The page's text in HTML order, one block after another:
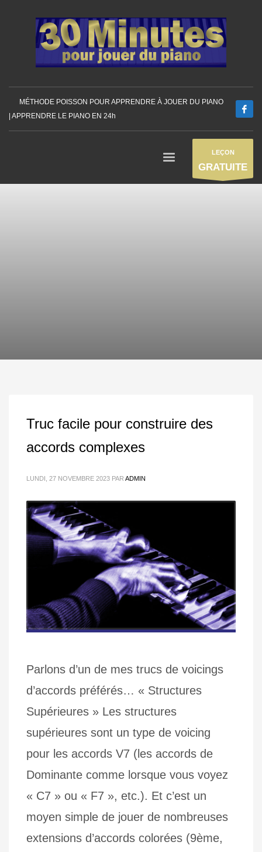
MÉTHODE POISSON POUR APPRENDRE À JOUER DU PIANO
| APPRENDRE LE PIANO EN 24h
LEÇON
GRATUITE
Truc facile pour construire des
accords complexes
LUNDI, 27 NOVEMBRE 2023 PAR ADMIN
Parlons d’un de mes trucs de voicings
d’accords préférés… « Structures
Supérieures » Les structures
supérieures sont un type de voicing
pour les accords V7 (les accords de
Dominante comme lorsque vous voyez
« C7 » ou « F7 », etc.). Et c’est un
moyen simple de jouer de nombreuses
extensions d’accords colorées (9ème,